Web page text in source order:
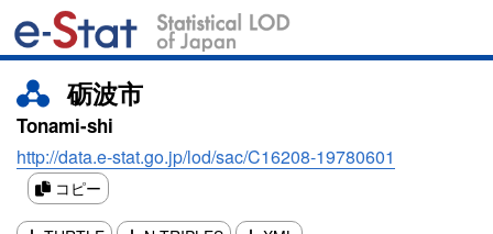
砺波市
Tonami-shi
http://data.e-stat.go.jp/lod/sac/C16208-19780601
コピー